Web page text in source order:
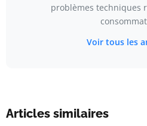
problèmes techniques
Voir tous les
Articles similaires